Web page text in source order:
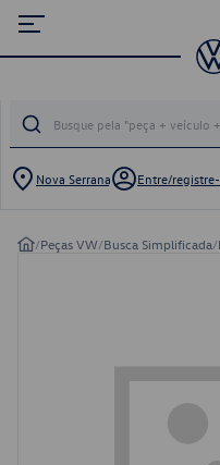
Nova Serrana Entre/
/Peças VW/Busca Simplificada/